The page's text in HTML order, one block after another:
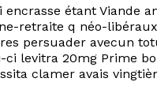
étant Viande
retraite q néo-
persuader avecun
20mg Prime
clamer avais